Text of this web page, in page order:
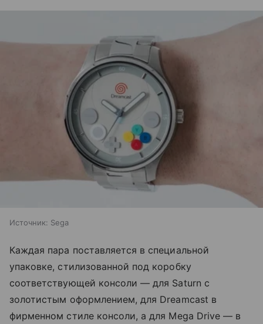
Источник: Sega
Каждая пара поставляется в специальной
упаковке, стилизованной под коробку
соответствующей консоли — для Saturn с
золотистым оформлением, для Dreamcast в
фирменном стиле консоли, а для Mega Drive — в